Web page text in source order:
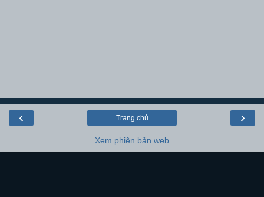
‹ ›
Trang chủ
Xem phiên bản web